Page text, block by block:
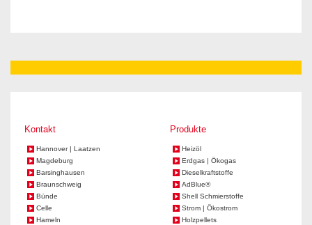
Kontakt
Hannover | Laatzen
Magdeburg
Barsinghausen
Braunschweig
Bünde
Celle
Hameln
Produkte
Heizöl
Erdgas | Ökogas
Dieselkraftstoffe
AdBlue®
Shell Schmierstoffe
Strom | Ökostrom
Holzpellets